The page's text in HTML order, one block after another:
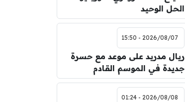
الحل الوحيد
2026/08/07 - 15:50
ريال مدريد على موعد مع حسرة
جديدة في الموسم القادم
2026/08/08 - 01:24